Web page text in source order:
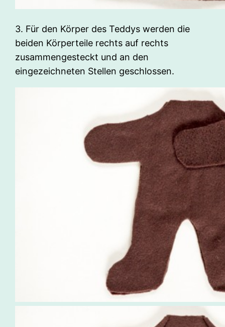
3. Für den Körper des Teddys werden die
beiden Körperteile rechts auf rechts
zusammengesteckt und an den
eingezeichneten Stellen geschlossen.